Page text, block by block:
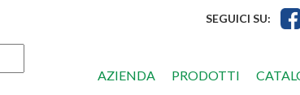
SEGUICI SU:
AZIENDA PRODOTTI